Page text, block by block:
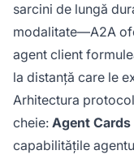
sarcini de lungă
modalitate—A2A
agent client
la distanță care le
Arhitectura
cheie: Agent Cards
capabilitățile